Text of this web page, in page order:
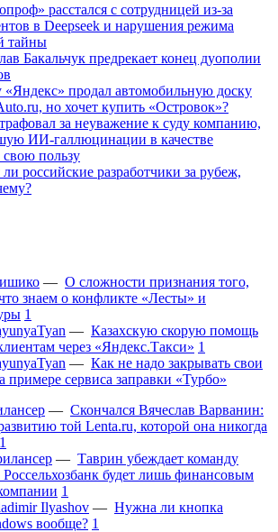
расстался с сотрудницей из-за
в Deepseek и нарушения режима
тайны
Бакальчук предрекает конец дуополии
продал автомобильную доску
но хочет купить «Островок»?
за неуважение к суду компанию,
ИИ-галлюцинации в качестве
свою пользу
российские разработчики за рубеж,
— О сложности признания того,
знаем о конфликте «Лесты» и
1
— Казахскую скорую помощь
через «Яндекс.Такси» 1
— Как не надо закрывать свои
сервиса заправки «Турбо»
— Скончался Вячеслав Варванин:
той Lenta.ru, которой она никогда
1
— Таврин убеждает команду
будет лишь финансовым
1
Ilyashov — Нужна ли кнопка
вообще? 1